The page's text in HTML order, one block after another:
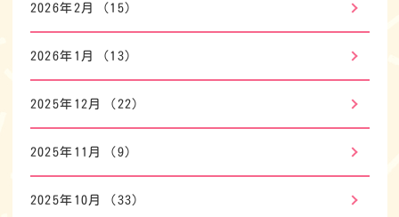
2026年2月 (15)
2026年1月 (13)
2025年12月 (22)
2025年11月 (9)
2025年10月 (33)